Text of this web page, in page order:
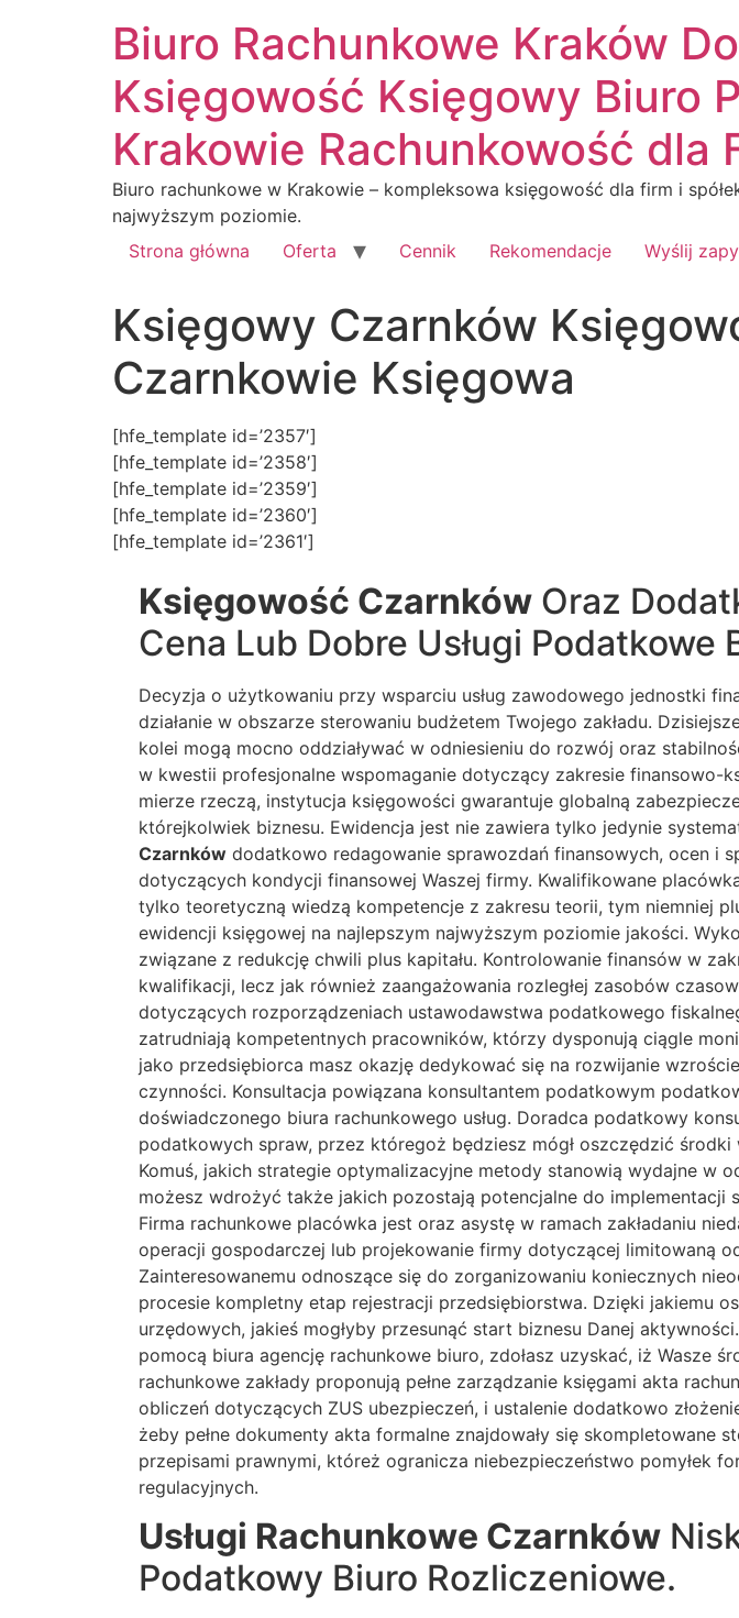
Biuro Rachunkowe Kraków
Księgowość Księgowy Biuro
Krakowie Rachunkowość dla
Biuro rachunkowe w Krakowie – kompleksowa księgowość dla firm i
najwyższym poziomie.
Strona główna
Oferta Cennik Rekomendacje Wyślij
Księgowy Czarnków
Czarnkowie Księgowa
[hfe_template id=’2357′]
[hfe_template id=’2358′]
[hfe_template id=’2359′]
[hfe_template id=’2360′]
[hfe_template id=’2361′]
Księgowość Czarnków Oraz
Cena Lub Dobre Usługi Podatkowe
Decyzja o użytkowaniu przy wsparciu usług zawodowego jednostki
działanie w obszarze sterowaniu budżetem Twojego zakładu.
kolei mogą mocno oddziaływać w odniesieniu do rozwój oraz
w kwestii profesjonalne wspomaganie dotyczący zakresie finansowo-
mierze rzeczą, instytucja księgowości gwarantuje globalną
którejkolwiek biznesu. Ewidencja jest nie zawiera tylko jedynie
Czarnków dodatkowo redagowanie sprawozdań finansowych, ocen i
dotyczących kondycji finansowej Waszej firmy. Kwalifikowane
tylko teoretyczną wiedzą kompetencje z zakresu teorii, tym niemniej
ewidencji księgowej na najlepszym najwyższym poziomie jakości.
związane z redukcję chwili plus kapitału. Kontrolowanie finansów w
kwalifikacji, lecz jak również zaangażowania rozległej zasobów
dotyczących rozporządzeniach ustawodawstwa podatkowego
zatrudniają kompetentnych pracowników, którzy dysponują ciągle
jako przedsiębiorca masz okazję dedykować się na rozwijanie
czynności. Konsultacja powiązana konsultantem podatkowym
doświadczonego biura rachunkowego usług. Doradca podatkowy
podatkowych spraw, przez któregoż będziesz mógł oszczędzić
Komuś, jakich strategie optymalizacyjne metody stanowią wydajne w
możesz wdrożyć także jakich pozostają potencjalne do
Firma rachunkowe placówka jest oraz asystę w ramach zakładaniu
operacji gospodarczej lub projekowanie firmy dotyczącej limitowaną
Zainteresowanemu odnoszące się do zorganizowaniu koniecznych
procesie kompletny etap rejestracji przedsiębiorstwa. Dzięki jakiemu
urzędowych, jakieś mogłyby przesunąć start biznesu Danej
pomocą biura agencję rachunkowe biuro, zdołasz uzyskać, iż Wasze
rachunkowe zakłady proponują pełne zarządzanie księgami akta
obliczeń dotyczących ZUS ubezpieczeń, i ustalenie dodatkowo
żeby pełne dokumenty akta formalne znajdowały się
przepisami prawnymi, któreż ogranicza niebezpieczeństwo pomyłek
regulacyjnych.
Usługi Rachunkowe Czarnków
Podatkowy Biuro Rozliczeniowe.